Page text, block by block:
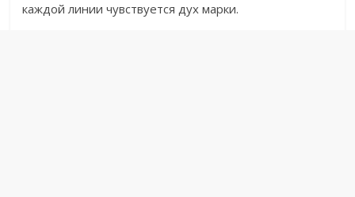
каждой линии чувствуется дух марки.